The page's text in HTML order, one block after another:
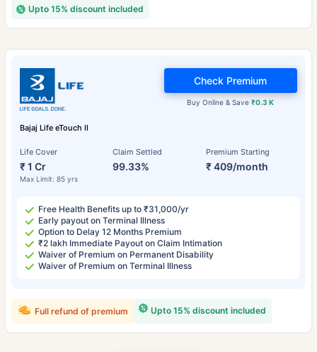
Upto 15% discount included
Bajaj Life eTouch II
Life Cover
₹ 1 Cr
Max Limit: 85 yrs
Claim Settled
99.33%
Premium Starting
₹ 409/month
Buy Online & Save₹0.3 K
Check Premium
Free Health Benefits up to ₹31,000/yr
Early payout on Terminal Illness
Option to Delay 12 Months Premium
₹2 lakh Immediate Payout on Claim Intimation
Waiver of Premium on Permanent Disability
Waiver of Premium on Terminal Illness
Upto 15% discount included
Full refund of premium